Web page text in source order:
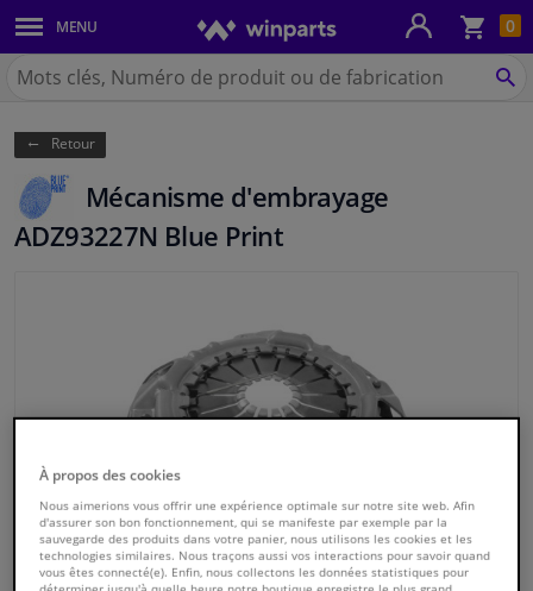
0
MENU
Carrosserie & tôles
Feux & ampoules
Freinage
Système d'échappement
Refroidissement & chauffage
Pièces moteur & accessoires
Filtres & liquides
Bagages & transport
Chercher
Winparts.be
Retour
Mécanisme d'embrayage
ADZ93227N Blue Print
À propos des cookies
Nous aimerions vous offrir une expérience optimale sur notre site web. Afin
d'assurer son bon fonctionnement, qui se manifeste par exemple par la
sauvegarde des produits dans votre panier, nous utilisons les cookies et les
technologies similaires. Nous traçons aussi vos interactions pour savoir quand
vous êtes connecté(e). Enfin, nous collectons les données statistiques pour